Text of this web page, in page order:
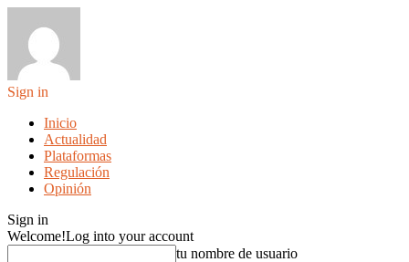
Sign in
Inicio
Actualidad
Plataformas
Regulación
Opinión
Sign in
Welcome!Log into your account
tu nombre de usuario